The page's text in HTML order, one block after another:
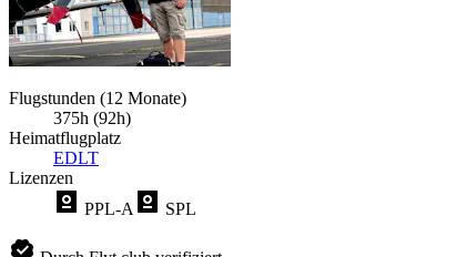
Flugstunden (12 Monate)
375h (92h)
Heimatflugplatz
EDLT
Lizenzen
PPL-A
SPL